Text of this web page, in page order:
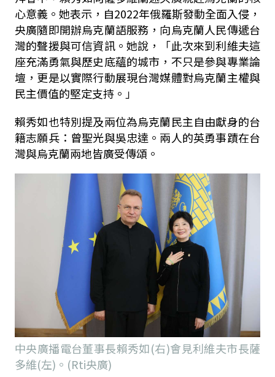
心意義。她表示，自2022年俄羅斯發動全面入侵，
央廣隨即開辦烏克蘭語服務，向烏克蘭人民傳遞台
灣的聲援與可信資訊。她說，「此次來到利維夫這
座充滿勇氣與歷史底蘊的城市，不只是參與專業論
壇，更是以實際行動展現台灣媒體對烏克蘭主權與
民主價值的堅定支持。」
賴秀如也特別提及兩位為烏克蘭民主自由獻身的台
籍志願兵：曾聖光與吳忠達。兩人的英勇事蹟在台
灣與烏克蘭兩地皆廣受傳頌。
中央廣播電台董事長賴秀如(右)會見利維夫市長薩
多維(左)。(Rti央廣)